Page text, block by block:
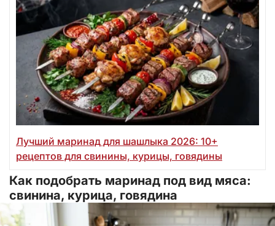
Лучший маринад для шашлыка 2026: 10+
рецептов для свинины, курицы, говядины
Как подобрать маринад под вид мяса:
свинина, курица, говядина